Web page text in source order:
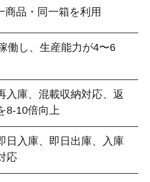
商品・同一箱を利用
働し、生産能力が4〜6
入庫、混載収納対応、返
8-10倍向上
日入庫、即日出庫、入庫
応